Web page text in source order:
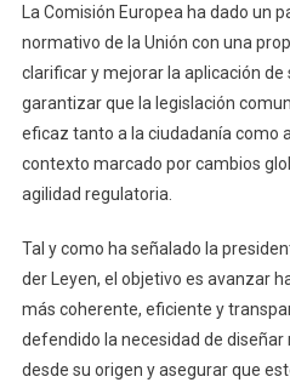
La Comisión Europea ha dado un
normativo de la Unión con una
clarificar y mejorar la aplicación de
garantizar que la legislación
eficaz tanto a la ciudadanía como
contexto marcado por cambios
agilidad regulatoria.
Tal y como ha señalado la
der Leyen, el objetivo es avanzar
más coherente, eficiente y
defendido la necesidad de
desde su origen y asegurar que